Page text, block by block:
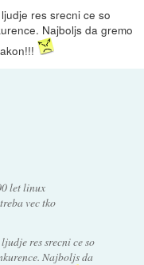
res srecni ce so
Najboljs da gremo
let linux
vec tko
res srecni ce so
Najboljs da